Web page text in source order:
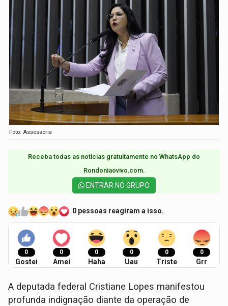
Foto: Assessoria
Receba todas as notícias gratuitamente no WhatsApp do
Rondoniaovivo.com.​
ENTRAR NO GRUPO
0 pessoas reagiram a isso.
0
Gostei
0
Amei
0
Haha
0
Uau
0
Triste
0
Grr
A deputada federal Cristiane Lopes manifestou
profunda indignação diante da operação de